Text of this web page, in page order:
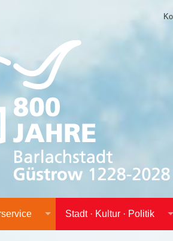
Stadt · Kultur · Politik